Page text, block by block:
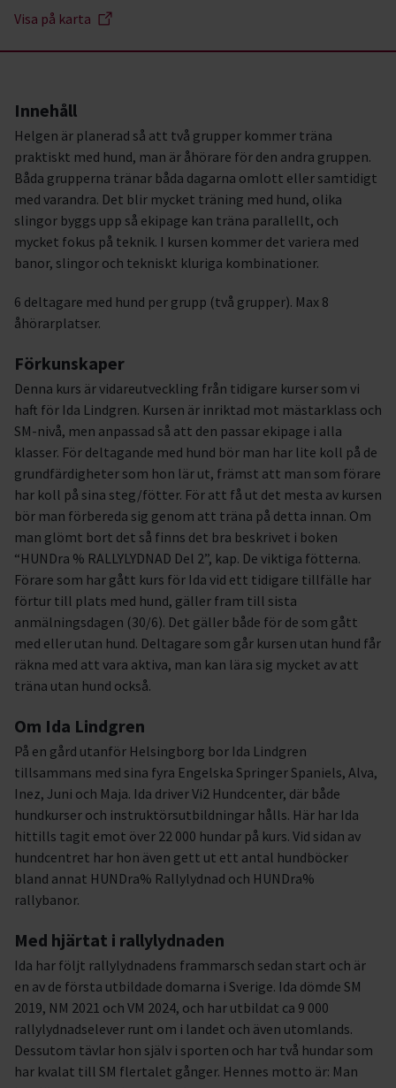
Visa på karta
Innehåll
Helgen är planerad så att två grupper kommer träna
praktiskt med hund, man är åhörare för den andra gruppen.
Båda grupperna tränar båda dagarna omlott eller samtidigt
med varandra. Det blir mycket träning med hund, olika
slingor byggs upp så ekipage kan träna parallellt, och
mycket fokus på teknik. I kursen kommer det variera med
banor, slingor och tekniskt kluriga kombinationer.
6 deltagare med hund per grupp (två grupper). Max 8
åhörarplatser.
Förkunskaper
Denna kurs är vidareutveckling från tidigare kurser som vi
haft för Ida Lindgren. Kursen är inriktad mot mästarklass och
SM-nivå, men anpassad så att den passar ekipage i alla
klasser. För deltagande med hund bör man har lite koll på de
grundfärdigheter som hon lär ut, främst att man som förare
har koll på sina steg/fötter. För att få ut det mesta av kursen
bör man förbereda sig genom att träna på detta innan. Om
man glömt bort det så finns det bra beskrivet i boken
“HUNDra % RALLYLYDNAD Del 2”, kap. De viktiga fötterna.
Förare som har gått kurs för Ida vid ett tidigare tillfälle har
förtur till plats med hund, gäller fram till sista
anmälningsdagen (30/6). Det gäller både för de som gått
med eller utan hund. Deltagare som går kursen utan hund får
räkna med att vara aktiva, man kan lära sig mycket av att
träna utan hund också.
Om Ida Lindgren
På en gård utanför Helsingborg bor Ida Lindgren
tillsammans med sina fyra Engelska Springer Spaniels, Alva,
Inez, Juni och Maja. Ida driver Vi2 Hundcenter, där både
hundkurser och instruktörsutbildningar hålls. Här har Ida
hittills tagit emot över 22 000 hundar på kurs. Vid sidan av
hundcentret har hon även gett ut ett antal hundböcker
bland annat HUNDra% Rallylydnad och HUNDra%
rallybanor.
Med hjärtat i rallylydnaden
Ida har följt rallylydnadens frammarsch sedan start och är
en av de första utbildade domarna i Sverige. Ida dömde SM
2019, NM 2021 och VM 2024, och har utbildat ca 9 000
rallylydnadselever runt om i landet och även utomlands.
Dessutom tävlar hon själv i sporten och har två hundar som
har kvalat till SM flertalet gånger. Hennes motto är: Man